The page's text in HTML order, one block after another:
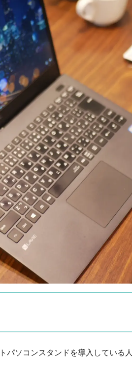
パソコンスタンドを導入している